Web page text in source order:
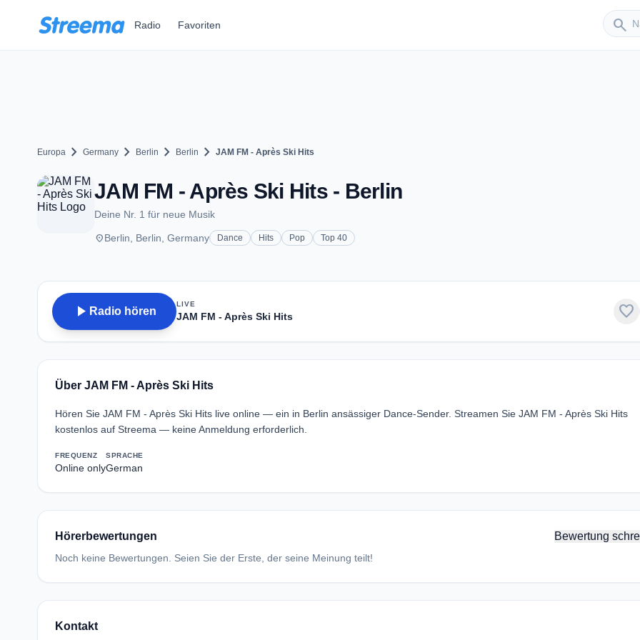
Radio Favoriten search
Europa chevron_right Germany chevron_right Berlin chevron_right Berlin chevron_right JAM FM - Après Ski Hits
JAM FM - Après Ski Hits - Berlin
Deine Nr. 1 für neue Musik
placeBerlin, Berlin, Germany Dance Hits Pop Top 40
play_arrow Radio hören
LIVE
JAM FM - Après Ski Hits favorite
Über JAM FM - Après Ski Hits
Hören Sie JAM FM - Après Ski Hits live online — ein in Berlin ansässiger Dance-Sender. Streamen Sie JAM FM - Après Ski Hits
kostenlos auf Streema — keine Anmeldung erforderlich.
FREQUENZ
Online only
SPRACHE
German
Hörerbewertungen Bewertung
Noch keine Bewertungen. Seien Sie der Erste, der seine Meinung teilt!
Kontakt